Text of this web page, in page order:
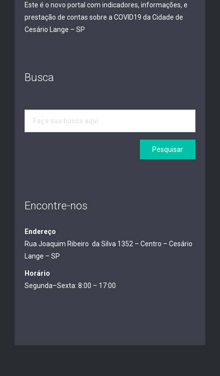
Este é o novo portal com indicadores, informações, e
prestação de contas sobre a COVID19 da Cidade de
Cesário Lange – SP
Busca
Encontre-nos
Endereço
Rua Joaquim Ribeiro da Silva 1352 – Centro – Cesário
Lange – SP
Horário
Segunda–Sexta: 8:00 – 17:00